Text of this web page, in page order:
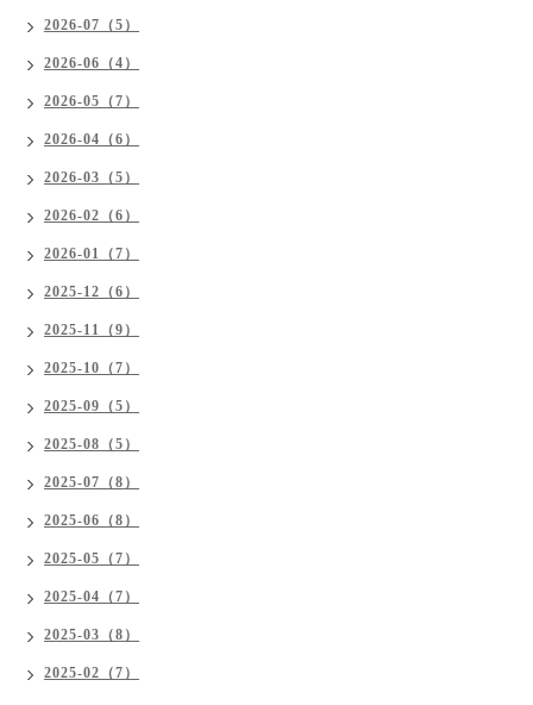
2026-07（5）
2026-06（4）
2026-05（7）
2026-04（6）
2026-03（5）
2026-02（6）
2026-01（7）
2025-12（6）
2025-11（9）
2025-10（7）
2025-09（5）
2025-08（5）
2025-07（8）
2025-06（8）
2025-05（7）
2025-04（7）
2025-03（8）
2025-02（7）